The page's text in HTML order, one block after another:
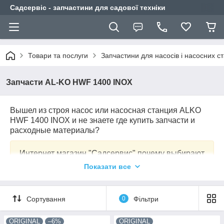
Садсервіс - запчастини для садової техніки
Товари та послуги Запчастини для насосів і насосних
Запчасти AL-KO HWF 1400 INOX
Вышел из строя насос или насосная станция ALKO
HWF 1400 INOX и не знаете где купить запчасти и
расходные материалы?
Интернет магазин "Садсервис" почему выбирают
Показати все
Сортування 0 Фільтри
ORIGINAL –6% ORIGINAL